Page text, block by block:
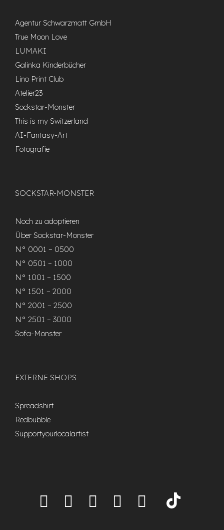
Agentur Schwarzmatt GmbH
True Moon Love
LUMAKI
Galinka Kinderbücher
Lino Print Club
Atelier23
Sockstar-Monster
This is my Switzerland
AI-Fantasy-Art
Fotografie
SOCKSTAR-MONSTER
Noch zu adoptieren
Über Sockstar-Monster
N° 0001 – 0500
N° 0501 – 1000
N° 1001 – 1500
N° 1501 – 2000
N° 2001 – 2500
N° 2501 – 3000
Sofa-Monster
EXTERNE SHOPS
Spreadshirt
Redbubble
Supportyourlocalartist